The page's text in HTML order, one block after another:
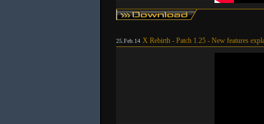
25.Feb.14 X Rebirth - Patch 1.25 - New features